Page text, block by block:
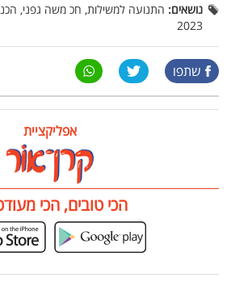
נושאים: התנועה למשילות, חכ משה גפני,
2023
שתפו
אפליקציית
הכי טובים, הכי